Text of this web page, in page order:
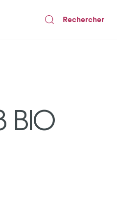
Rechercher
BIO